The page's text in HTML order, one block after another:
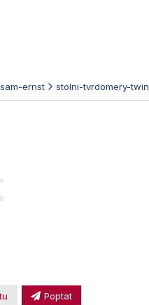
ernst stolni-tvrdomery-twin
Poptat